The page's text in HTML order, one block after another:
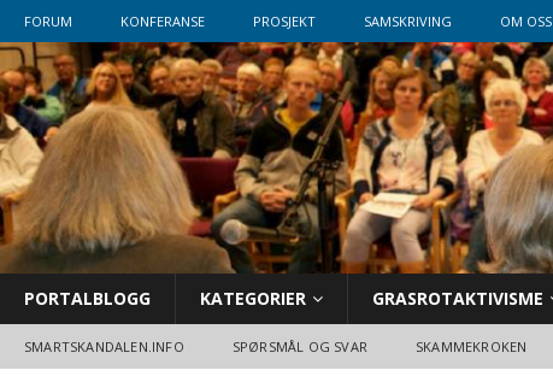
FORUM KONFERANSE PROSJEKT SAMSKRIVING OM OSS
PORTALBLOGG KATEGORIER GRASROTAKTIVISME
SMARTSKANDALEN.INFO SPØRSMÅL OG SVAR SKAMMEKROKEN